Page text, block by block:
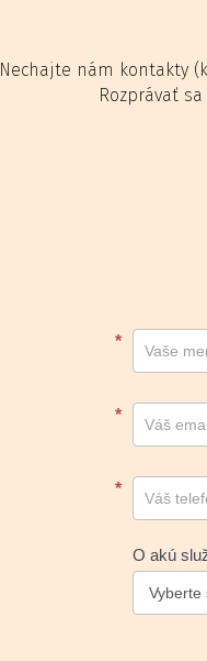
Nechajte nám kontakty
Rozprávať
Kontakt
footer
*
*
*
O akú